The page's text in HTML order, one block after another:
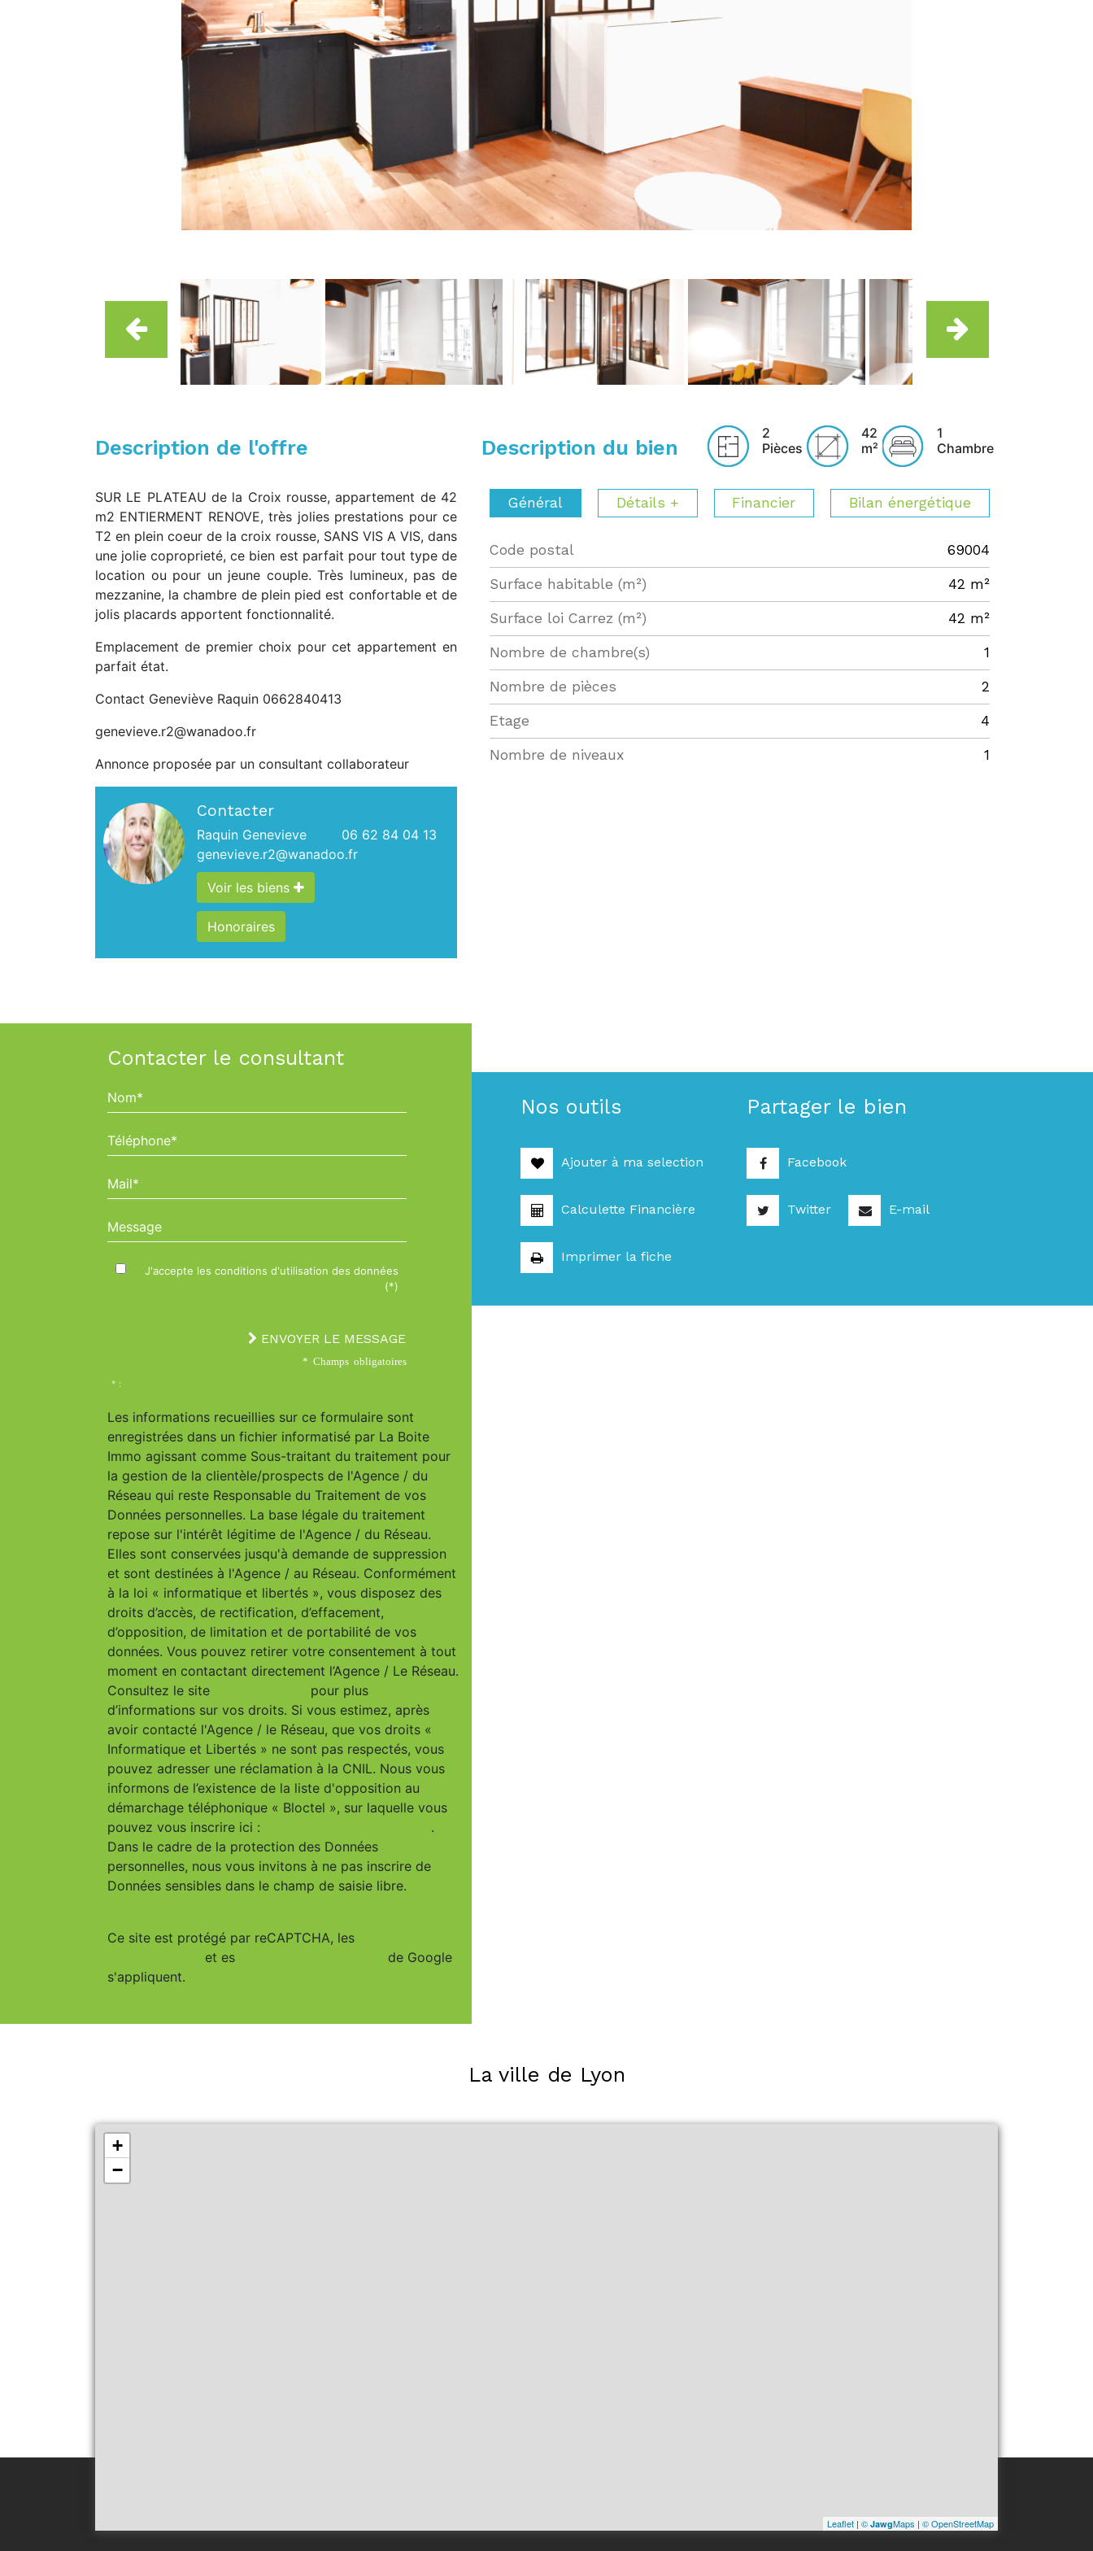
Description de l'offre
SUR LE PLATEAU de la Croix rousse, appartement de 42
m2 ENTIERMENT RENOVE, très jolies prestations pour ce
T2 en plein coeur de la croix rousse, SANS VIS A VIS, dans
une jolie coproprieté, ce bien est parfait pour tout type de
location ou pour un jeune couple. Très lumineux, pas de
mezzanine, la chambre de plein pied est confortable et de
jolis placards apportent fonctionnalité.
Emplacement de premier choix pour cet appartement en
parfait état.
Contact Geneviève Raquin 0662840413
genevieve.r2@wanadoo.fr
Annonce proposée par un consultant collaborateur
Contacter
Raquin Genevieve
06 62 84 04 13
genevieve.r2@wanadoo.fr
Voir les biens
Honoraires
Description du bien
2
Pièces
42
m²
1
Chambre
Général Détails + Financier Bilan énergétique
Label Value
Code postal 69004
Surface habitable (m²) 42 m²
Surface loi Carrez (m²) 42 m²
Nombre de chambre(s) 1
Nombre de pièces 2
Etage 4
Nombre de niveaux 1
Contacter le consultant
Nom*
Téléphone*
Mail*
Message
J'accepte les conditions d'utilisation des données
(*)
ENVOYER LE MESSAGE
* Champs obligatoires
* :
Les informations recueillies sur ce formulaire sont
enregistrées dans un fichier informatisé par La Boite
Immo agissant comme Sous-traitant du traitement pour
la gestion de la clientèle/prospects de l'Agence / du
Réseau qui reste Responsable du Traitement de vos
Données personnelles. La base légale du traitement
repose sur l'intérêt légitime de l'Agence / du Réseau.
Elles sont conservées jusqu'à demande de suppression
et sont destinées à l'Agence / au Réseau. Conformément
à la loi « informatique et libertés », vous disposez des
droits d’accès, de rectification, d’effacement,
d’opposition, de limitation et de portabilité de vos
données. Vous pouvez retirer votre consentement à tout
moment en contactant directement l’Agence / Le Réseau.
Consultez le site
pour plus
d’informations sur vos droits. Si vous estimez, après
avoir contacté l'Agence / le Réseau, que vos droits «
Informatique et Libertés » ne sont pas respectés, vous
pouvez adresser une réclamation à la CNIL. Nous vous
informons de l’existence de la liste d'opposition au
démarchage téléphonique « Bloctel », sur laquelle vous
pouvez vous inscrire ici :
.
Dans le cadre de la protection des Données
personnelles, nous vous invitons à ne pas inscrire de
Données sensibles dans le champ de saisie libre.
Ce site est protégé par reCAPTCHA, les
et es
de Google
s'appliquent.
Nos outils
Ajouter à ma selection
Calculette Financière
Imprimer la fiche
Partager le bien
Facebook
Twitter E-mail
La ville de Lyon
+
−
Leaflet | © JawgMaps | © OpenStreetMap